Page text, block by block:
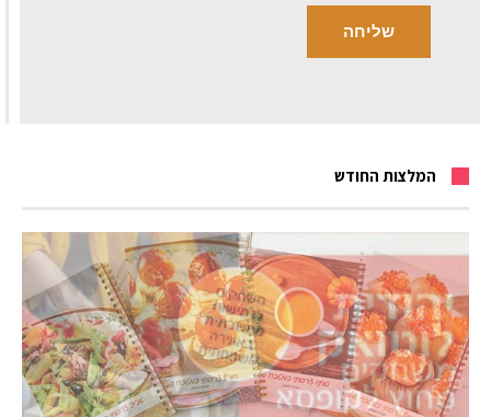
המלצות החודש